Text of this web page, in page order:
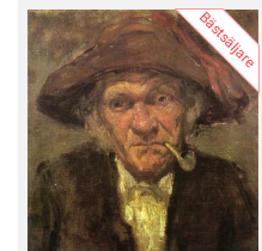
Bästsäljare